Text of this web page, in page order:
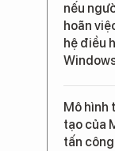
nếu
hoãn
hệ điều
Mô hình
tạo của
tấn